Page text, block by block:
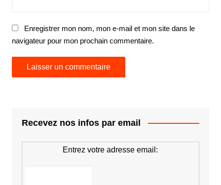
Enregistrer mon nom, mon e-mail et mon site dans le
navigateur pour mon prochain commentaire.
Recevez nos infos par email
Entrez votre adresse email: